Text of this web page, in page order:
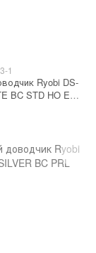
1
Ryobi DS-
BC STD HO EN